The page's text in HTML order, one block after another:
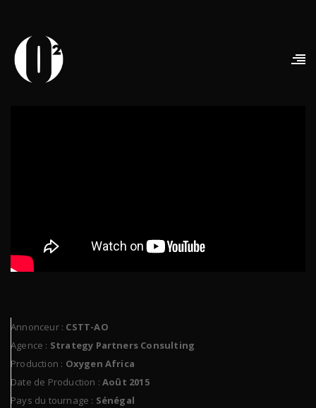
Annonceur : CSTT-AO
Agence : Strategy Partners Consulting
Production : Oxygen Africa
Date de Production :Août 2015
Pays du tournage : Sénégal